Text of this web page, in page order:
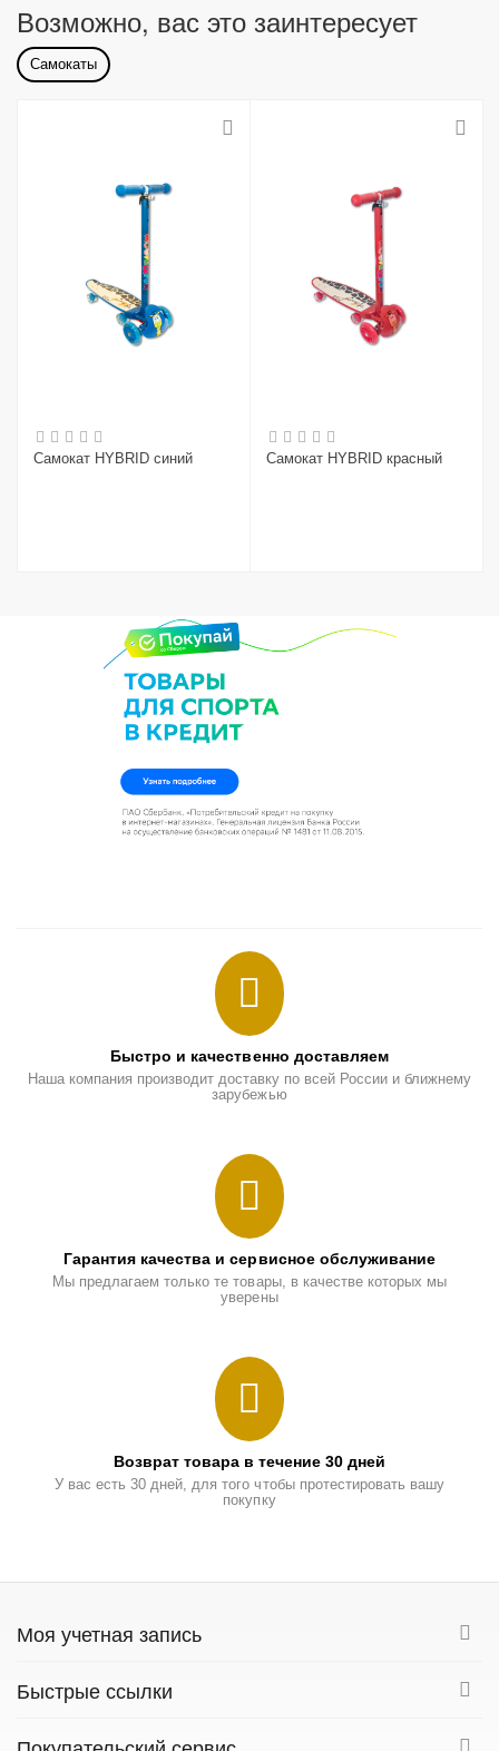
Возможно, вас это заинтересует
Самокаты
Самокат HYBRID синий Самокат HYBRID красный
Быстро и качественно доставляем
Наша компания производит доставку по всей России и ближнему
зарубежью
Гарантия качества и сервисное обслуживание
Мы предлагаем только те товары, в качестве которых мы
уверены
Возврат товара в течение 30 дней
У вас есть 30 дней, для того чтобы протестировать вашу
покупку
Моя учетная запись
Быстрые ссылки